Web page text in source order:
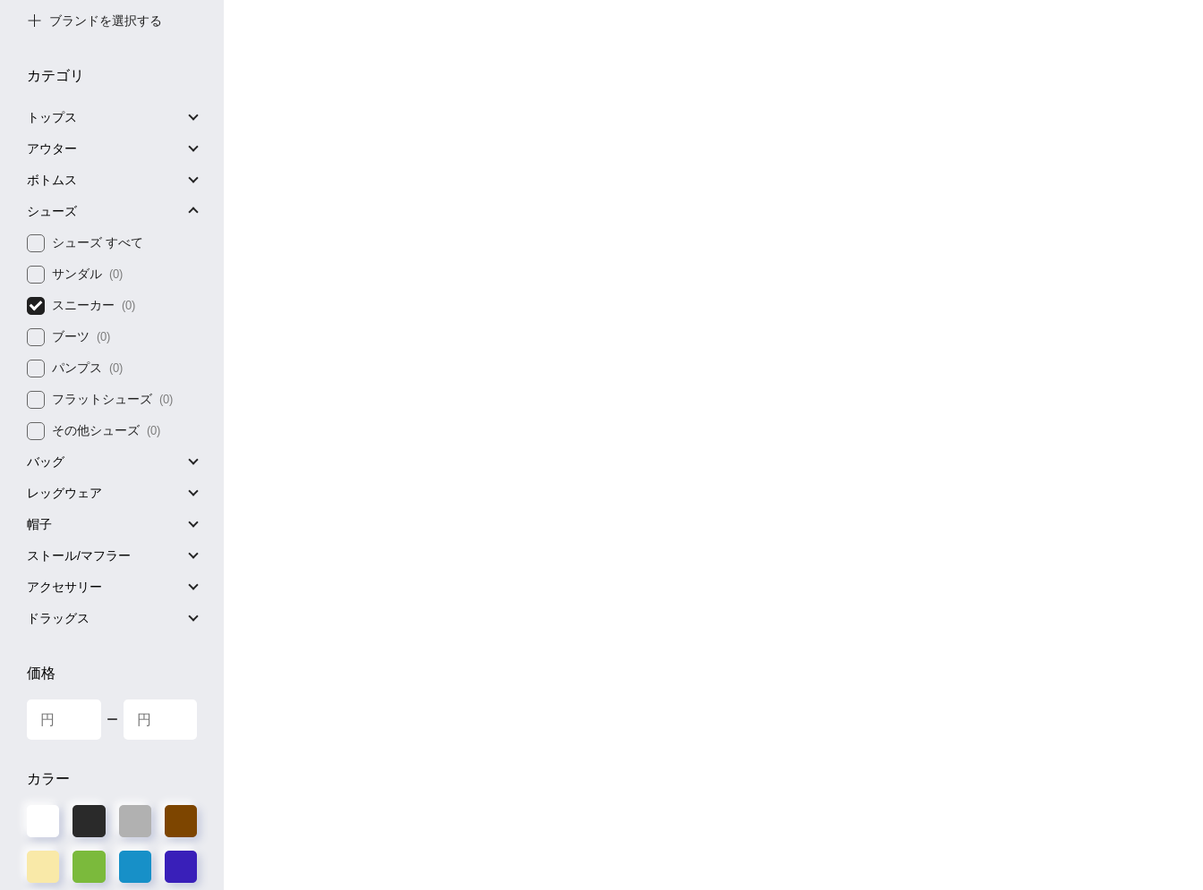
ブランドを選択する
カテゴリ
トップス
アウター
ボトムス
シューズ
シューズ すべて
サンダル (0)
スニーカー (0)
ブーツ (0)
パンプス (0)
フラットシューズ (0)
その他シューズ (0)
バッグ
レッグウェア
帽子
ストール/マフラー
アクセサリー
ドラッグス
価格
ー
カラー